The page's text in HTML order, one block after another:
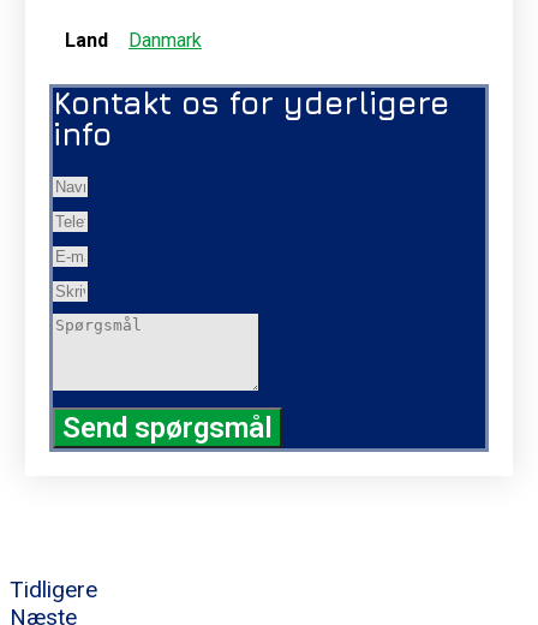
Land Danmark
Kontakt os for yderligere
info
Send spørgsmål
Tidligere
Næste